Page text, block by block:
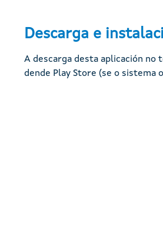
Descarga e
A descarga desta aplicación no
dende Play Store (se o sistema